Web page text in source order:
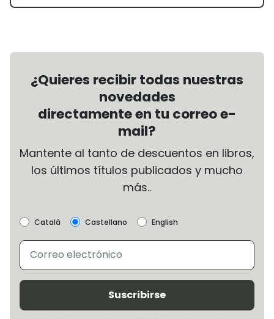
¿Quieres recibir todas nuestras
novedades
directamente en tu correo e-
mail?
Mantente al tanto de descuentos en libros,
los últimos títulos publicados y mucho
más..
Català Castellano English
Suscribirse